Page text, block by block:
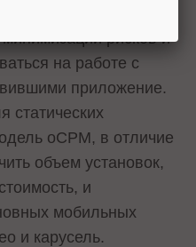
рисков и
на работе с
приложение.
статических
oCPM, в отличие
объем установок,
и
мобильных
и карусель.